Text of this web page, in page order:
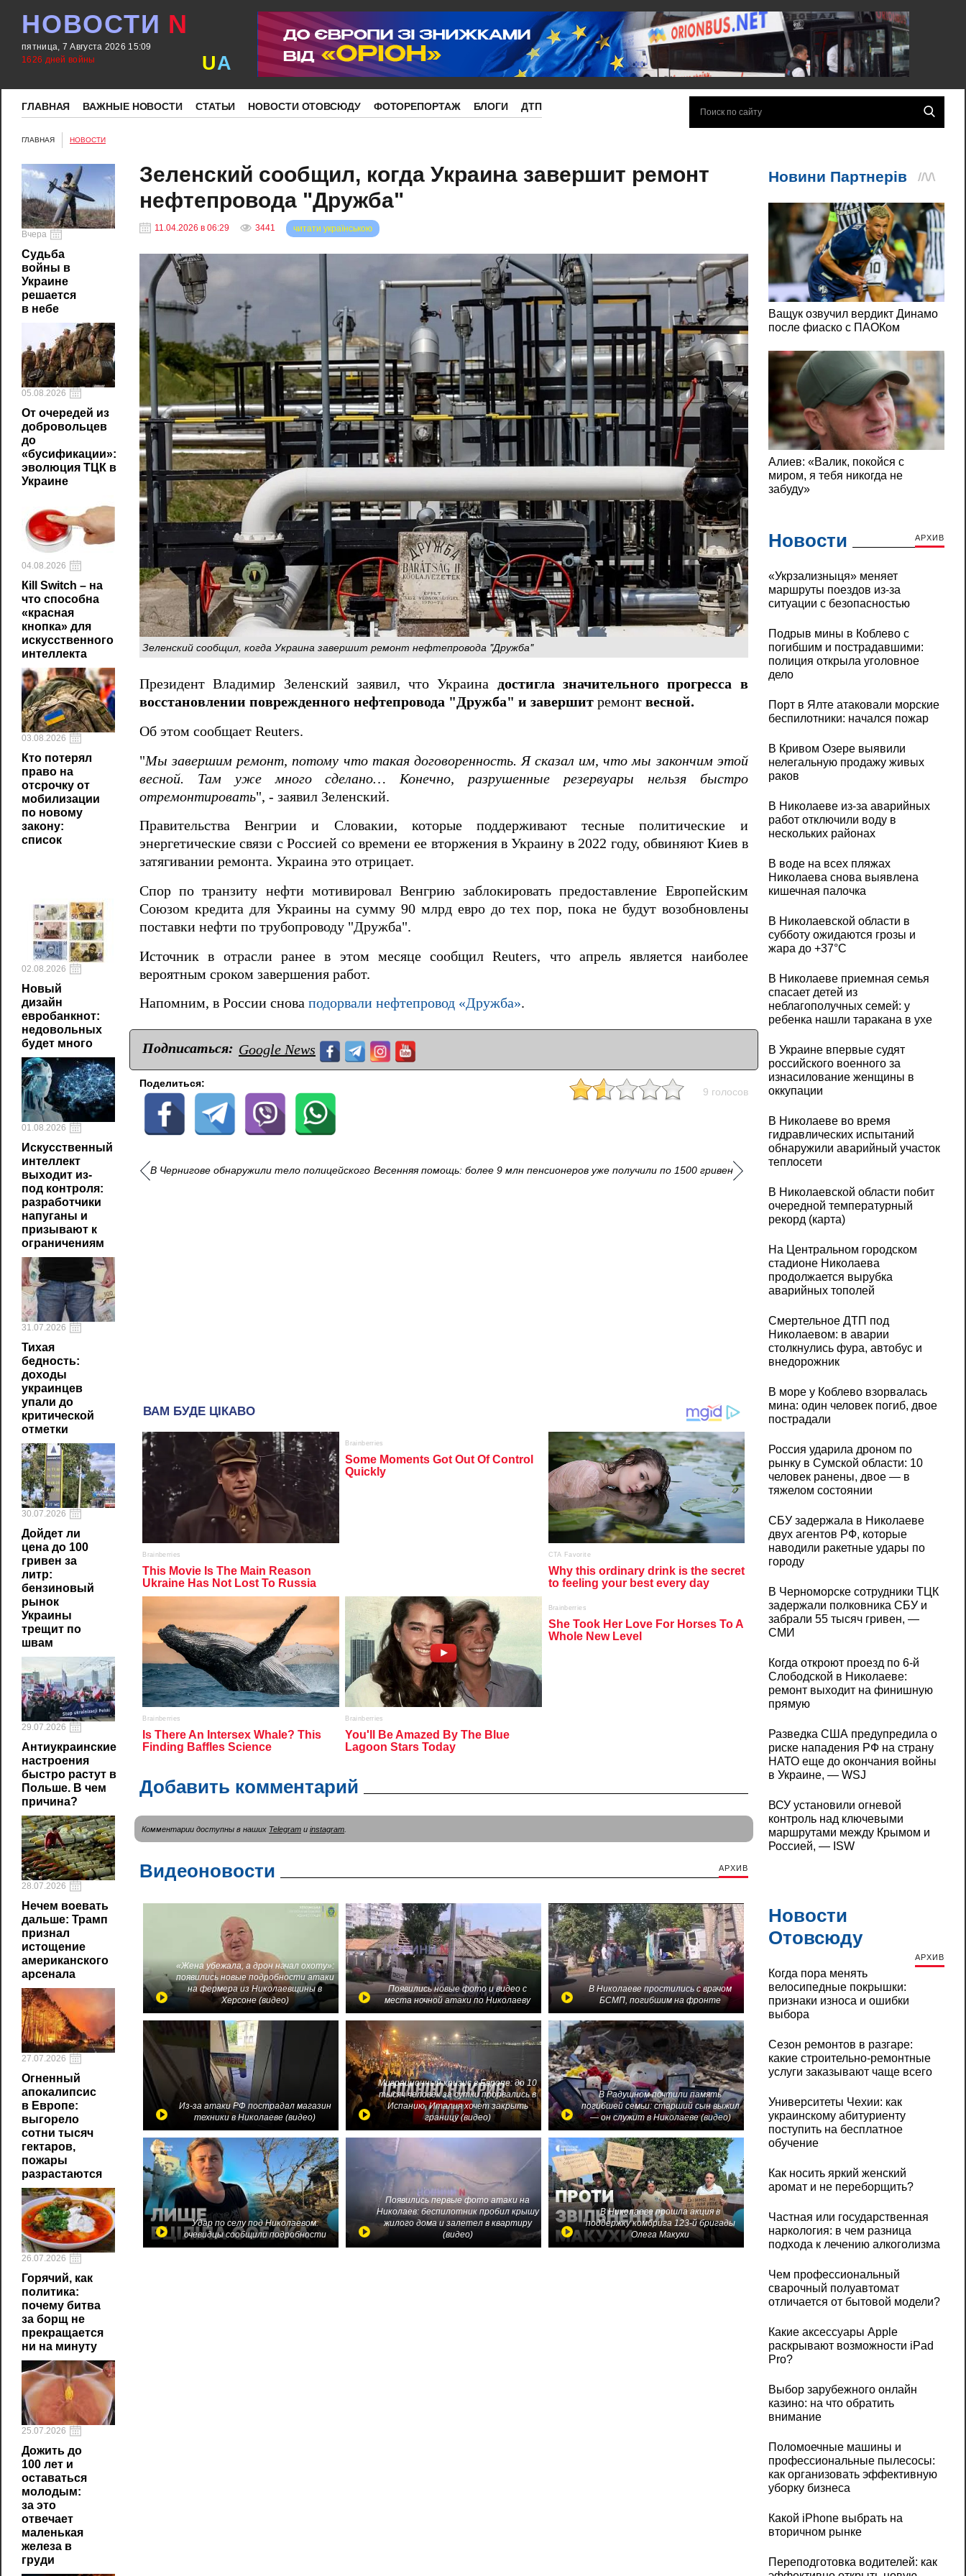
НОВОСТИ N
пятница, 7 Августа 2026 15:09
1626 дней войны
UA
ГЛАВНАЯ ВАЖНЫЕ НОВОСТИ СТАТЬИ НОВОСТИ ОТОВСЮДУ ФОТОРЕПОРТАЖ БЛОГИ ДТП
ГЛАВНАЯ НОВОСТИ
Вчера
Судьба
войны в
Украине
решается
в небе
05.08.2026
От очередей из
добровольцев
до
«бусификации»:
эволюция ТЦК в
Украине
04.08.2026
Кill Switch – на
что способна
«красная
кнопка» для
искусственного
интеллекта
03.08.2026
Кто потерял
право на
отсрочку от
мобилизации
по новому
закону:
список
02.08.2026
Новый
дизайн
евробанкнот:
недовольных
будет много
01.08.2026
Искусственный
интеллект
выходит из-
под контроля:
разработчики
напуганы и
призывают к
ограничениям
31.07.2026
Тихая
бедность:
доходы
украинцев
упали до
критической
отметки
30.07.2026
Дойдет ли
цена до 100
гривен за
литр:
бензиновый
рынок
Украины
трещит по
швам
29.07.2026
Антиукраинские
настроения
быстро растут в
Польше. В чем
причина?
28.07.2026
Нечем воевать
дальше: Трамп
признал
истощение
американского
арсенала
27.07.2026
Огненный
апокалипсис
в Европе:
выгорело
сотни тысяч
гектаров,
пожары
разрастаются
26.07.2026
Горячий, как
политика:
почему битва
за борщ не
прекращается
ни на минуту
25.07.2026
Дожить до
100 лет и
оставаться
молодым:
за это
отвечает
маленькая
железа в
груди
Зеленский сообщил, когда Украина завершит ремонт
нефтепровода "Дружба"
11.04.2026 в 06:29 3441 читати українською
Зеленский сообщил, когда Украина завершит ремонт нефтепровода "Дружба"
Президент Владимир Зеленский заявил, что Украина достигла значительного прогресса в
восстановлении поврежденного нефтепровода "Дружба" и завершит ремонт весной.
Об этом сообщает Reuters.
"Мы завершим ремонт, потому что такая договоренность. Я сказал им, что мы закончим этой
весной. Там уже много сделано… Конечно, разрушенные резервуары нельзя быстро
отремонтировать", - заявил Зеленский.
Правительства Венгрии и Словакии, которые поддерживают тесные политические и
энергетические связи с Россией со времени ее вторжения в Украину в 2022 году, обвиняют Киев в
затягивании ремонта. Украина это отрицает.
Спор по транзиту нефти мотивировал Венгрию заблокировать предоставление Европейским
Союзом кредита для Украины на сумму 90 млрд евро до тех пор, пока не будут возобновлены
поставки нефти по трубопроводу "Дружба".
Источник в отрасли ранее в этом месяце сообщил Reuters, что апрель является наиболее
вероятным сроком завершения работ.
Напомним, в России снова подорвали нефтепровод «Дружба».
Подписаться: Google News
Поделиться:
9 голосов
В Чернигове обнаружили тело полицейского Весенняя помощь: более 9 млн пенсионеров уже получили по 1500 гривен
Добавить комментарий
Комментарии доступны в наших Telegram и instagram
Видеоновости АРХИВ
«Жена убежала, а дрон начал охоту»:
появились новые подробности атаки
на фермера из Николаевщины в
Херсоне (видео)
Появились новые фото и видео с
места ночной атаки по Николаеву
В Николаеве простились с врачом
БСМП, погибшим на фронте
Из-за атаки РФ пострадал магазин
техники в Николаеве (видео)
Миграционный кризис в Европе: до 10
тысяч человек за сутки прорвались в
Испанию, Италия хочет закрыть
границу (видео)
В Радушном почтили память
погибшей семьи: старший сын выжил
— он служит в Николаеве (видео)
Удар по селу под Николаевом:
очевидцы сообщили подробности
Появились первые фото атаки на
Николаев: беспилотник пробил крышу
жилого дома и залетел в квартиру
(видео)
В Николаеве прошла акция в
поддержку комбрига 123-й бригады
Олега Макухи
Новости АРХИВ
«Укрзализныця» меняет
маршруты поездов из-за
ситуации с безопасностью
Подрыв мины в Коблево с
погибшим и пострадавшими:
полиция открыла уголовное
дело
Порт в Ялте атаковали морские
беспилотники: начался пожар
В Кривом Озере выявили
нелегальную продажу живых
раков
В Николаеве из-за аварийных
работ отключили воду в
нескольких районах
В воде на всех пляжах
Николаева снова выявлена
кишечная палочка
В Николаевской области в
субботу ожидаются грозы и
жара до +37°C
В Николаеве приемная семья
спасает детей из
неблагополучных семей: у
ребенка нашли таракана в ухе
В Украине впервые судят
российского военного за
изнасилование женщины в
оккупации
В Николаеве во время
гидравлических испытаний
обнаружили аварийный участок
теплосети
В Николаевской области побит
очередной температурный
рекорд (карта)
На Центральном городском
стадионе Николаева
продолжается вырубка
аварийных тополей
Смертельное ДТП под
Николаевом: в аварии
столкнулись фура, автобус и
внедорожник
В море у Коблево взорвалась
мина: один человек погиб, двое
пострадали
Россия ударила дроном по
рынку в Сумской области: 10
человек ранены, двое — в
тяжелом состоянии
СБУ задержала в Николаеве
двух агентов РФ, которые
наводили ракетные удары по
городу
В Черноморске сотрудники ТЦК
задержали полковника СБУ и
забрали 55 тысяч гривен, —
СМИ
Когда откроют проезд по 6-й
Слободской в Николаеве:
ремонт выходит на финишную
прямую
Разведка США предупредила о
риске нападения РФ на страну
НАТО еще до окончания войны
в Украине, — WSJ
ВСУ установили огневой
контроль над ключевыми
маршрутами между Крымом и
Россией, — ISW
Новости
Отовсюду
АРХИВ
Когда пора менять
велосипедные покрышки:
признаки износа и ошибки
выбора
Сезон ремонтов в разгаре:
какие строительно-ремонтные
услуги заказывают чаще всего
Университеты Чехии: как
украинскому абитуриенту
поступить на бесплатное
обучение
Как носить яркий женский
аромат и не переборщить?
Частная или государственная
наркология: в чем разница
подхода к лечению алкоголизма
Чем профессиональный
сварочный полуавтомат
отличается от бытовой модели?
Какие аксессуары Apple
раскрывают возможности iPad
Pro?
Выбор зарубежного онлайн
казино: на что обратить
внимание
Поломоечные машины и
профессиональные пылесосы:
как организовать эффективную
уборку бизнеса
Какой iPhone выбрать на
вторичном рынке
Переподготовка водителей: как